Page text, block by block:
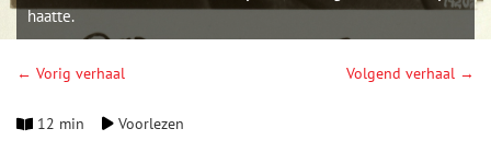
haatte.
← Vorig verhaal Volgend verhaal →
12 min Voorlezen